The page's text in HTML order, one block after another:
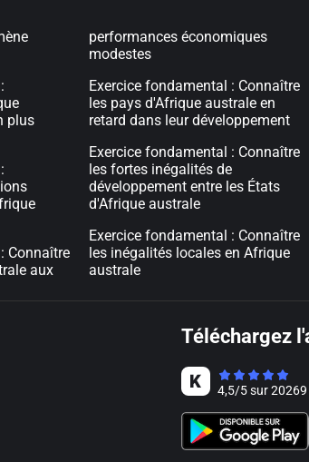
plus
Connaître
aux
performances économiques
modestes
Exercice fondamental : Connaître
les pays d'Afrique australe en
retard dans leur développement
Exercice fondamental : Connaître
les fortes inégalités de
développement entre les États
d'Afrique australe
Exercice fondamental : Connaître
les inégalités locales en Afrique
australe
Téléchargez
4,5/5sur20269